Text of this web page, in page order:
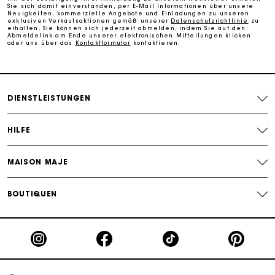
Die Maje-Geschenkkarte: Die beste Möglichkeit, das
perfekte Geschenk zu machen
Sie sich damit einverstanden, per E-Mail Informationen über unsere
Neuigkeiten, kommerzielle Angebote und Einladungen zu unseren
exklusiven Verkaufsaktionen gemäß unserer Datenschutzrichtlinie
zu
erhalten. Sie können sich jederzeit abmelden, indem Sie auf den
Abmeldelink am Ende unserer elektronischen Mitteilungen klicken
oder uns über das
Kontaktformular kontaktieren.
DIENSTLEISTUNGEN
HILFE
MAISON MAJE
BOUTIQUEN